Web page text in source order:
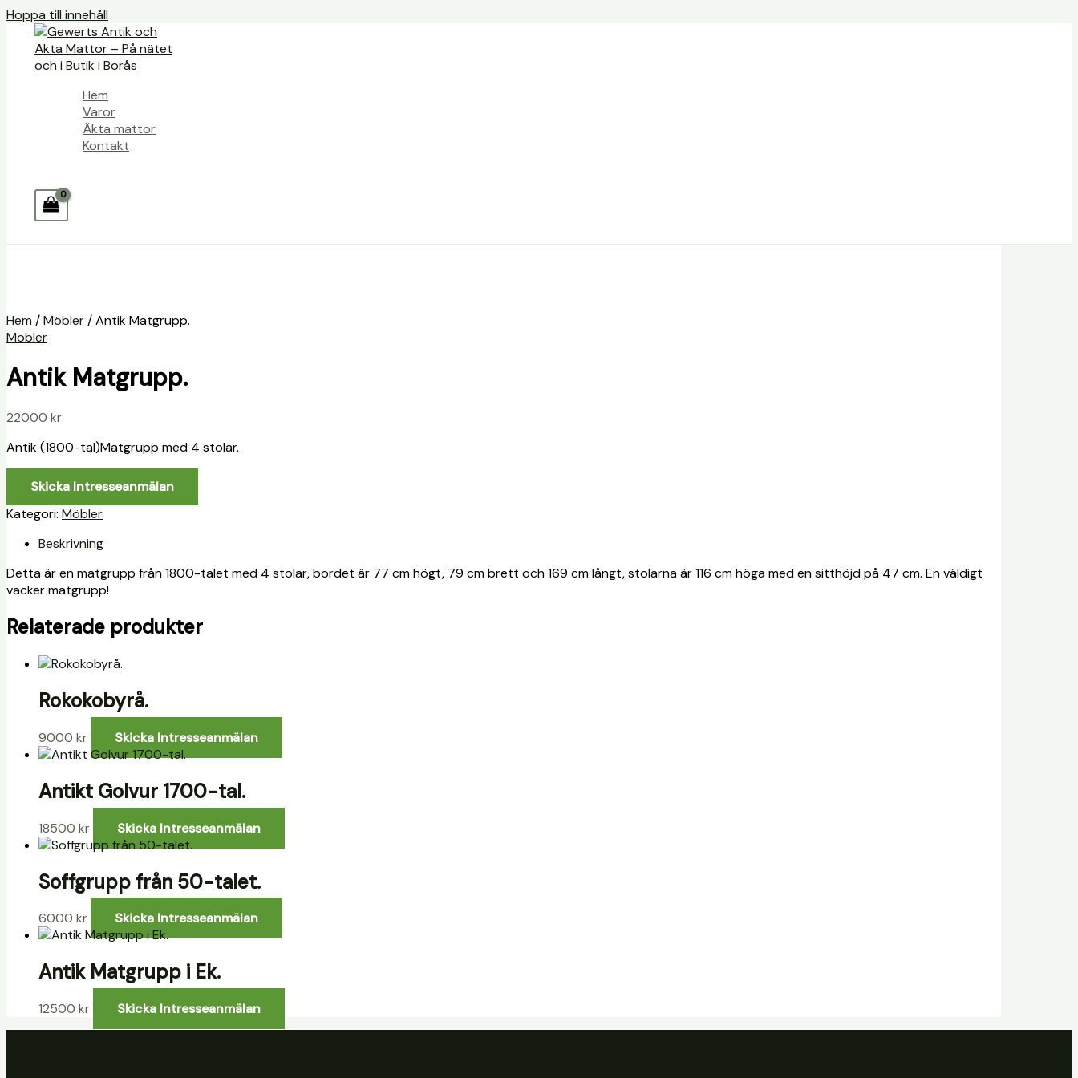
Hoppa till innehåll
Hem
Varor
Äkta mattor
Kontakt
Hem /Möbler/ Antik Matgrupp.
Möbler
Antik Matgrupp.
22000 kr
Antik (1800-tal)Matgrupp med 4 stolar.
Skicka Intresseanmälan
Kategori: Möbler
Beskrivning
Detta är en matgrupp från 1800-talet med 4 stolar, bordet är 77 cm högt, 79 cm brett och 169 cm långt, stolarna är 116 cm höga med en sitthöjd på 47 cm. En väldigt
vacker matgrupp!
Relaterade produkter
Rokokobyrå.
9000 kr Skicka Intresseanmälan
Antikt Golvur 1700-tal.
18500 kr Skicka Intresseanmälan
Soffgrupp från 50-talet.
6000 kr Skicka Intresseanmälan
Antik Matgrupp i Ek.
12500 kr Skicka Intresseanmälan